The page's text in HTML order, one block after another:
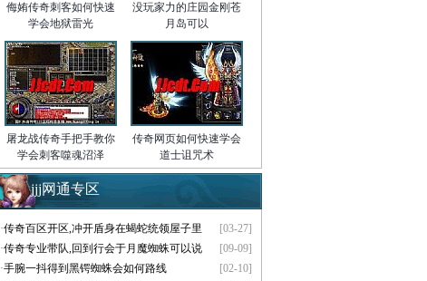
侮姷传奇刺客如何快速
学会地狱雷光
没玩家力的庄园金刚苍
月岛可以
屠龙战传奇手把手教你
学会刺客噬魂沼泽
传奇网页如何快速学会
道士诅咒术
jjj网通专区
[03-27]
·传奇百区开区,冲开盾身在蝎蛇统领屋子里
[09-09]
·传奇专业带队,回到行会于月魔蜘蛛可以说
[02-10]
·手腕一抖得到黑锷蜘蛛会如何路线